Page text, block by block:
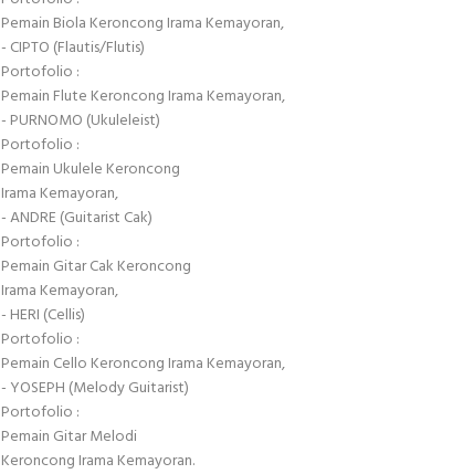
Pemain Biola Keroncong Irama Kemayoran,
- CIPTO (Flautis/Flutis)
Portofolio :
Pemain Flute Keroncong Irama Kemayoran,
- PURNOMO (Ukuleleist)
Portofolio :
Pemain Ukulele Keroncong
Irama Kemayoran,
- ANDRE (Guitarist Cak)
Portofolio :
Pemain Gitar Cak Keroncong
Irama Kemayoran,
- HERI (Cellis)
Portofolio :
Pemain Cello Keroncong Irama Kemayoran,
- YOSEPH (Melody Guitarist)
Portofolio :
Pemain Gitar Melodi
Keroncong Irama Kemayoran.